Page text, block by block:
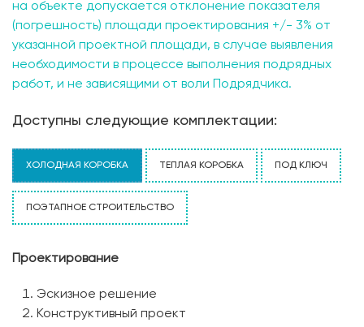
на объекте допускается отклонение показателя
(погрешность) площади проектирования +/- 3% от
указанной проектной площади, в случае выявления
необходимости в процессе выполнения подрядных
работ, и не зависящими от воли Подрядчика.
Доступны следующие комплектации:
ХОЛОДНАЯ КОРОБКА ТЕПЛАЯ КОРОБКА ПОД КЛЮЧ
ПОЭТАПНОЕ СТРОИТЕЛЬСТВО
Проектирование
Эскизное решение
Конструктивный проект